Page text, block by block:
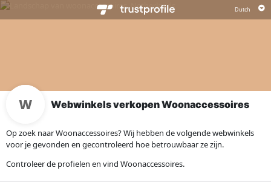
Webwinkels verkopen Woonaccessoires
Op zoek naar Woonaccessoires? Wij hebben de volgende webwinkels
voor je gevonden en gecontroleerd hoe betrouwbaar ze zijn.
Controleer de profielen en vind Woonaccessoires.